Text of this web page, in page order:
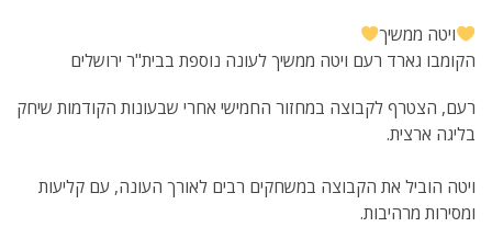
ויטה ממשיך
הקומבו גארד רעם ויטה ממשיך לעונה נוספת בבית"ר ירושלים
רעם, הצטרף לקבוצה במחזור החמישי אחרי שבעונות הקודמות שיחק
בליגה ארצית.
ויטה הוביל את הקבוצה במשחקים רבים לאורך העונה, עם קליעות
ומסירות מרהיבות.